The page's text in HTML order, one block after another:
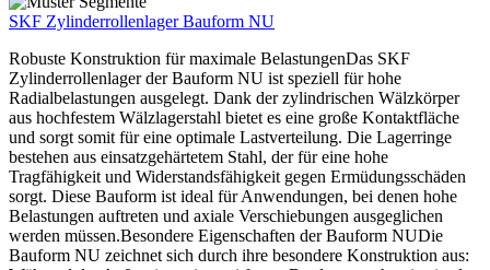
SKF Zylinderrollenlager Bauform NU
Robuste Konstruktion für maximale BelastungenDas SKF
Zylinderrollenlager der Bauform NU ist speziell für hohe
Radialbelastungen ausgelegt. Dank der zylindrischen Wälzkörper
aus hochfestem Wälzlagerstahl bietet es eine große Kontaktfläche
und sorgt somit für eine optimale Lastverteilung. Die Lagerringe
bestehen aus einsatzgehärtetem Stahl, der für eine hohe
Tragfähigkeit und Widerstandsfähigkeit gegen Ermüdungsschäden
sorgt. Diese Bauform ist ideal für Anwendungen, bei denen hohe
Belastungen auftreten und axiale Verschiebungen ausgeglichen
werden müssen.Besondere Eigenschaften der Bauform NUDie
Bauform NU zeichnet sich durch ihre besondere Konstruktion aus: